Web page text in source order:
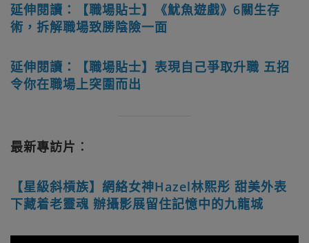
延伸閱讀：【職場貼士】《魷魚遊戲》6關生存
術，拆解職場致勝陰險一面
延伸閱讀：【職場貼士】表現自己爭取升職 五招
令你在職場上突圍而出
最新專訪片︰
【星級斜槓族】網絡女神Hazel林熙彤 甜美外表
下藏着老靈魂 辦攝影展留住記憶中的九龍城